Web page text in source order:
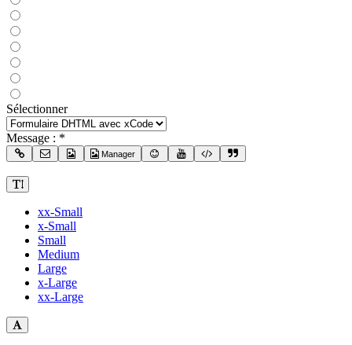
Sélectionner
Message : *
Manager
xx-Small
x-Small
Small
Medium
Large
x-Large
xx-Large